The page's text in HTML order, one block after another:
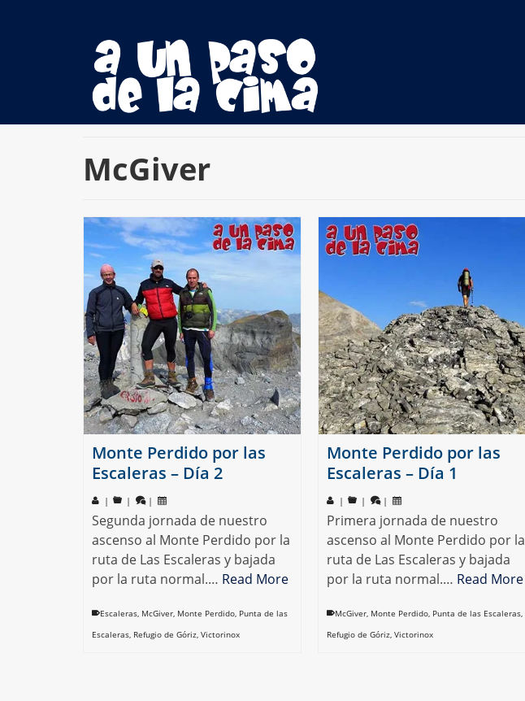
McGiver
Monte Perdido por las
Escaleras – Día 2
| | |
Segunda jornada de nuestro
ascenso al Monte Perdido por la
ruta de Las Escaleras y bajada
por la ruta normal.… Read More
Escaleras, McGiver, Monte Perdido, Punta de las
Escaleras, Refugio de Góriz, Victorinox
Monte Perdido por las
Escaleras – Día 1
| | |
Primera jornada de nuestro
ascenso al Monte Perdido por la
ruta de Las Escaleras y bajada
por la ruta normal.… Read More
McGiver, Monte Perdido, Punta de las Escaleras,
Refugio de Góriz, Victorinox